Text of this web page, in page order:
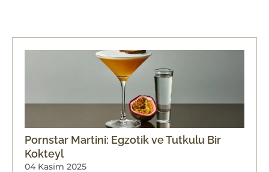
Pornstar Martini: Egzotik ve Tutkulu Bir
Kokteyl
04 Kasim 2025